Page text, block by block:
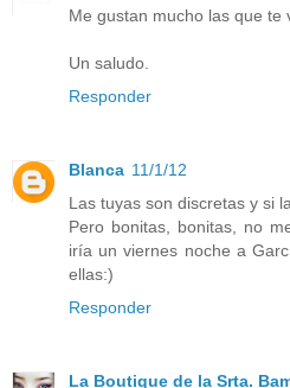
Me gustan mucho las que te
Un saludo.
Responder
Blanca 11/1/12
Las tuyas son discretas y si
Pero bonitas, bonitas, no
iría un viernes noche a
ellas:)
Responder
La Boutique de la Srta.